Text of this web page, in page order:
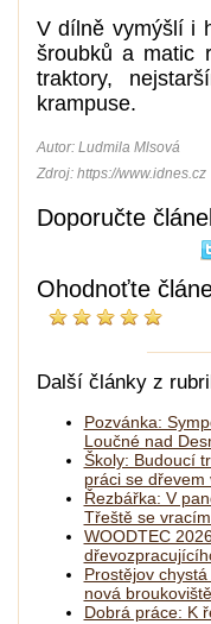
V dílně vymýšlí i
šroubků a matic
traktory,
krampuse.
Autor: Ludmila Mlsová
Zdroj: https://www.idnes.cz
Doporučte
Ohodnoťte
Další články z
Pozvánka:
Loučné nad
Školy: Budoucí
práci se dřevem
Řezbářka: V
Třeště se
WOODTEC
Prostějov
nová broukoviště.
Dobrá práce: K